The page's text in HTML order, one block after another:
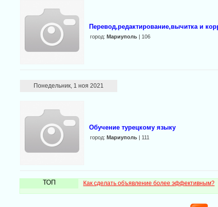
Перевод,редактирование,вычитка и
город: Мариуполь| 106
Понедельник, 1 ноя 2021
Обучение турецкому языку
город: Мариуполь| 111
ТОП Как сделать объявление более эффективным?